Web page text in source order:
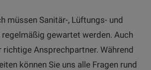
müssen Sanitär-, Lüftungs- und
regelmäßig gewartet werden. Auch
Ansprechpartner. Während
können Sie uns alle Fragen rund